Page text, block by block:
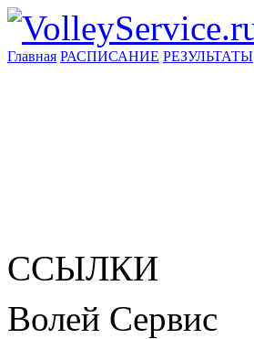
Главная РАСПИСАНИЕ РЕЗУЛЬТАТЫ
ССЫЛКИ
Волей Сервис